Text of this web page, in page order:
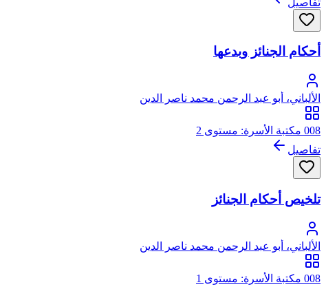
أحكام الجنائز وبدعها
الألباني، أبو عبد الرحمن محمد ناصر الدين
008 مكتبة الأسرة: مستوى 2
تفاصيل
تلخيص أحكام الجنائز
الألباني، أبو عبد الرحمن محمد ناصر الدين
008 مكتبة الأسرة: مستوى 1